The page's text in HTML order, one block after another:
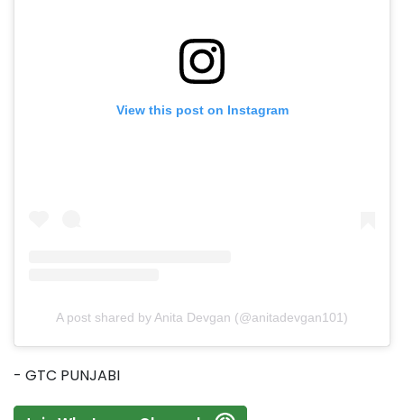
View this post on Instagram
A post shared by Anita Devgan (@anitadevgan101)
- GTC PUNJABI